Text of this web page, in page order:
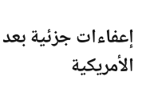
إعفاءات جزئية
الأمريكية